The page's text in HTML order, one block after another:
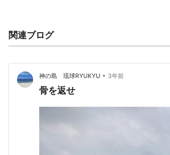
関連ブログ
神の島 琉球RYUKYU • 3年前
骨を返せ